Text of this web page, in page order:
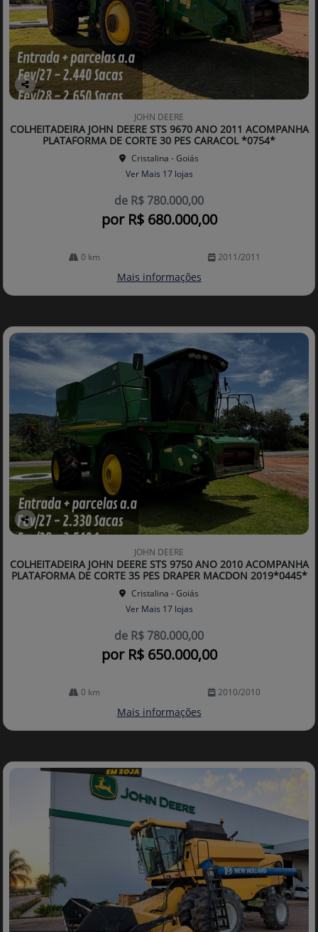
Co
arti
lhe
JOHN DEERE
COLHEITADEIRA JOHN DEERE STS 9670 ANO 2011 ACOMPANHA
PLATAFORMA DE CORTE 30 PES CARACOL *0754*
Cristalina - Goiás
Ver Mais 17 lojas
de R$ 780.000,00
por R$ 680.000,00
0 km 2011/2011
Mais informações
Co
arti
lhe
JOHN DEERE
COLHEITADEIRA JOHN DEERE STS 9750 ANO 2010 ACOMPANHA
PLATAFORMA DE CORTE 35 PES DRAPER MACDON 2019*0445*
Cristalina - Goiás
Ver Mais 17 lojas
de R$ 780.000,00
por R$ 650.000,00
0 km 2010/2010
Mais informações